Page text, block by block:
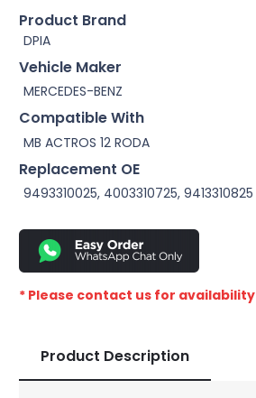
Product Brand
DPIA
Vehicle Maker
MERCEDES-BENZ
Compatible With
MB ACTROS 12 RODA
Replacement OE
9493310025, 4003310725, 9413310825
* Please contact us for availability
Product Description